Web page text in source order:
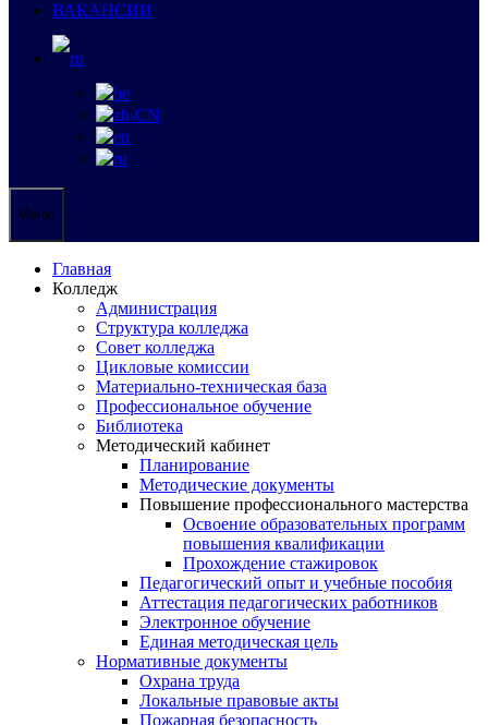
ВАКАНСИИ
Меню
Главная
Колледж
Администрация
Структура колледжа
Совет колледжа
Цикловые комиссии
Материально-техническая база
Профессиональное обучение
Библиотека
Методический кабинет
Планирование
Методические документы
Повышение профессионального мастерства
Освоение образовательных программ
повышения квалификации
Прохождение стажировок
Педагогический опыт и учебные пособия
Аттестация педагогических работников
Электронное обучение
Единая методическая цель
Нормативные документы
Охрана труда
Локальные правовые акты
Пожарная безопасность